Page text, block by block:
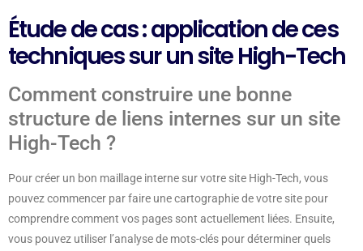
Étude de cas : application de ces
techniques sur un site High-Tech
Comment construire une bonne
structure de liens internes sur un site
High-Tech ?
Pour créer un bon maillage interne sur votre site High-Tech, vous
pouvez commencer par faire une cartographie de votre site pour
comprendre comment vos pages sont actuellement liées. Ensuite,
vous pouvez utiliser l’analyse de mots-clés pour déterminer quels